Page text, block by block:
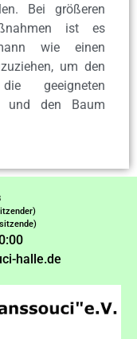
Bei größeren
ist es
wie einen
um den
geeigneten
und den Baum
halle.de